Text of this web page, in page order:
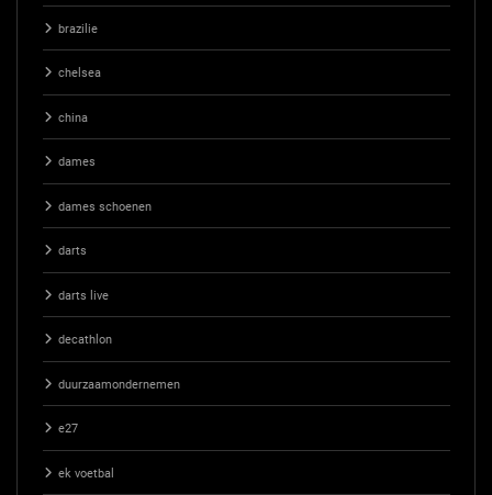
brazilie
chelsea
china
dames
dames schoenen
darts
darts live
decathlon
duurzaamondernemen
e27
ek voetbal